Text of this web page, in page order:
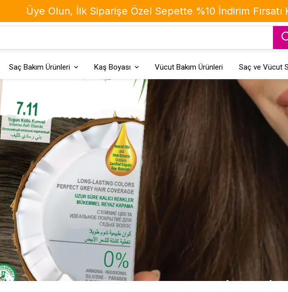
Saç Bakım Ürünleri Kaş Boyası Vücut Bakım Ürünleri Saç ve Vücut
Üye Olun, İlk Siparişe Özel Sepette %10 İndirim Fırsatı